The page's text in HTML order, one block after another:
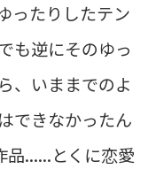
ったりしたテン
も逆にそのゆっ
、いままでのよ
できなかったん
......とくに恋愛